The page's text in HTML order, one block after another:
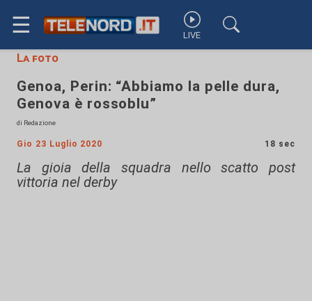
☰ LIVE
La foto
Genoa, Perin: “Abbiamo la pelle dura,
Genova è rossoblu”
di Redazione
Gio 23 Luglio 2020 18 sec
La gioia della squadra nello scatto post
vittoria nel derby